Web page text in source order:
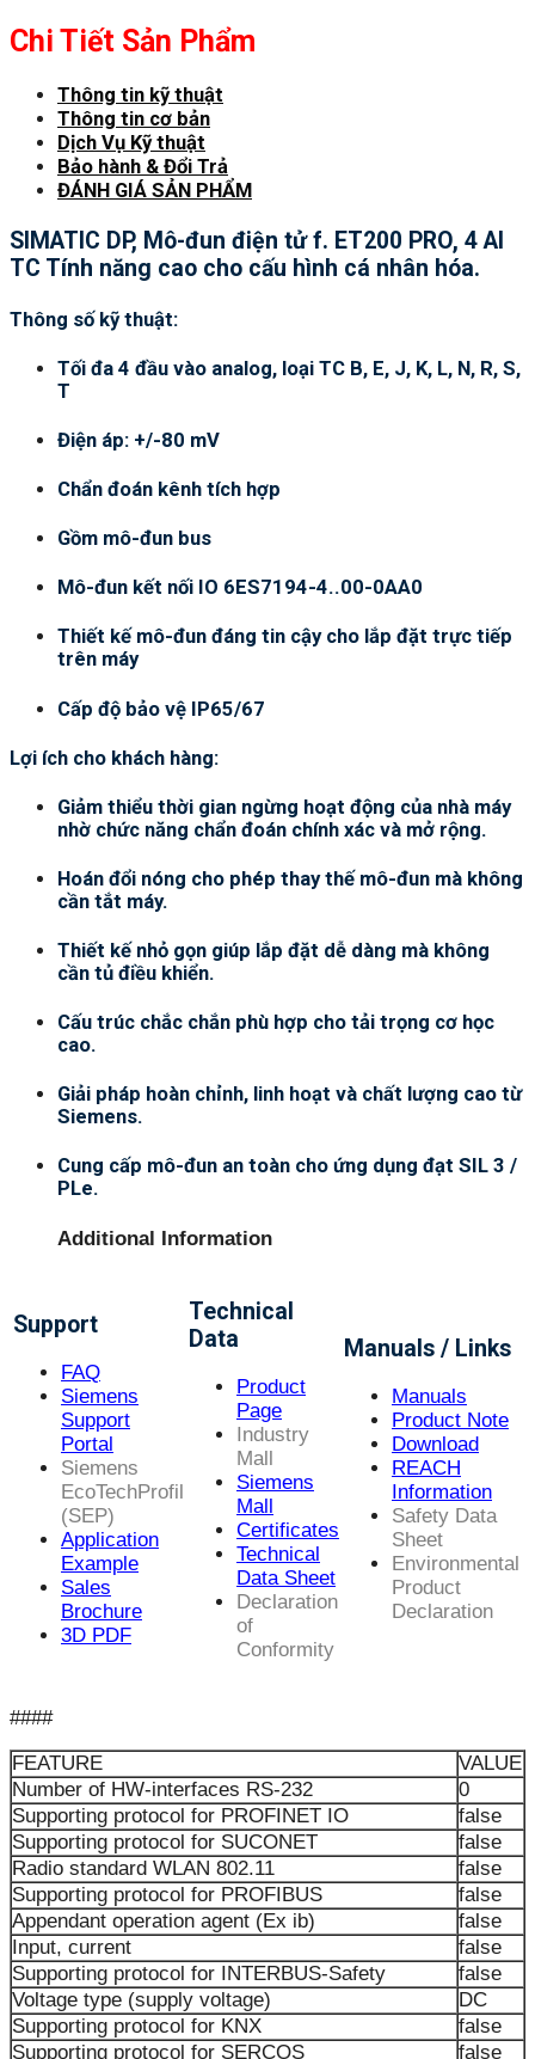
Chi Tiết Sản Phẩm
Thông tin kỹ thuật
Thông tin cơ bản
Dịch Vụ Kỹ thuật
Bảo hành & Đổi Trả
ĐÁNH GIÁ SẢN PHẨM
SIMATIC DP, Mô-đun điện tử f. ET200 PRO, 4 AI
TC Tính năng cao cho cấu hình cá nhân hóa.
Thông số kỹ thuật:
Tối đa 4 đầu vào analog, loại TC B, E, J, K, L, N, R, S,
T
Điện áp: +/-80 mV
Chẩn đoán kênh tích hợp
Gồm mô-đun bus
Mô-đun kết nối IO 6ES7194-4..00-0AA0
Thiết kế mô-đun đáng tin cậy cho lắp đặt trực tiếp
trên máy
Cấp độ bảo vệ IP65/67
Lợi ích cho khách hàng:
Giảm thiểu thời gian ngừng hoạt động của nhà máy
nhờ chức năng chẩn đoán chính xác và mở rộng.
Hoán đổi nóng cho phép thay thế mô-đun mà không
cần tắt máy.
Thiết kế nhỏ gọn giúp lắp đặt dễ dàng mà không
cần tủ điều khiển.
Cấu trúc chắc chắn phù hợp cho tải trọng cơ học
cao.
Giải pháp hoàn chỉnh, linh hoạt và chất lượng cao từ
Siemens.
Cung cấp mô-đun an toàn cho ứng dụng đạt SIL 3 /
PLe.
Additional Information
Support
FAQ
Siemens
Support
Portal
Siemens
EcoTechProfil
(SEP)
Application
Example
Sales
Brochure
3D PDF
Technical
Data
Product
Page
Industry
Mall
Siemens
Mall
Certificates
Technical
Data Sheet
Declaration
of
Conformity
Manuals / Links
Manuals
Product Note
Download
REACH
Information
Safety Data
Sheet
Environmental
Product
Declaration
####
FEATURE
VALUE
Number of HW-interfaces RS-232
0
Supporting protocol for PROFINET IO
false
Supporting protocol for SUCONET
false
Radio standard WLAN 802.11
false
Supporting protocol for PROFIBUS
false
Appendant operation agent (Ex ib)
false
Input, current
false
Supporting protocol for INTERBUS-Safety
false
Voltage type (supply voltage)
DC
Supporting protocol for KNX
false
Supporting protocol for SERCOS
false